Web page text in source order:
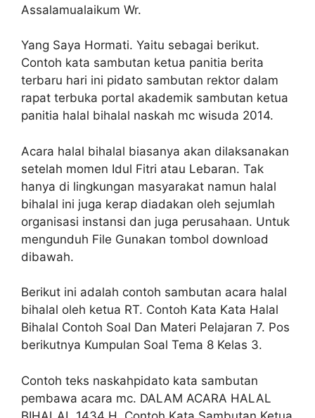
Assalamualaikum Wr.
Yang Saya Hormati. Yaitu sebagai berikut.
Contoh kata sambutan ketua panitia berita
terbaru hari ini pidato sambutan rektor dalam
rapat terbuka portal akademik sambutan ketua
panitia halal bihalal naskah mc wisuda 2014.
Acara halal bihalal biasanya akan dilaksanakan
setelah momen Idul Fitri atau Lebaran. Tak
hanya di lingkungan masyarakat namun halal
bihalal ini juga kerap diadakan oleh sejumlah
organisasi instansi dan juga perusahaan. Untuk
mengunduh File Gunakan tombol download
dibawah.
Berikut ini adalah contoh sambutan acara halal
bihalal oleh ketua RT. Contoh Kata Kata Halal
Bihalal Contoh Soal Dan Materi Pelajaran 7. Pos
berikutnya Kumpulan Soal Tema 8 Kelas 3.
Contoh teks naskahpidato kata sambutan
pembawa acara mc. DALAM ACARA HALAL